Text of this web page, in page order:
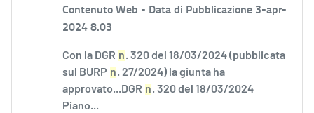
Contenuto Web - Data di Pubblicazione 3-apr-
2024 8.03
Con la DGR n. 320 del 18/03/2024 (pubblicata
sul BURP n. 27/2024) la giunta ha
approvato...DGR n. 320 del 18/03/2024
Piano...